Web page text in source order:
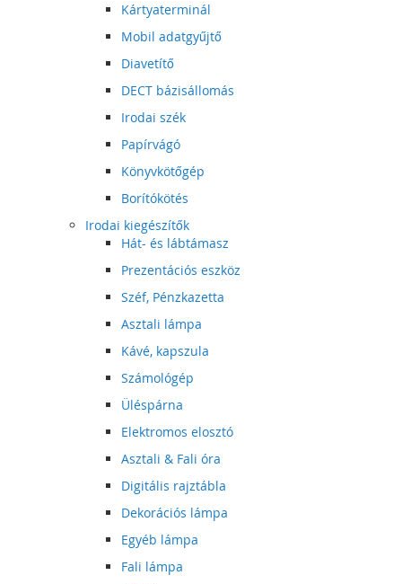
Kártyaterminál
Mobil adatgyűjtő
Diavetítő
DECT bázisállomás
Irodai szék
Papírvágó
Könyvkötőgép
Borítókötés
Irodai kiegészítők
Hát- és lábtámasz
Prezentációs eszköz
Széf, Pénzkazetta
Asztali lámpa
Kávé, kapszula
Számológép
Üléspárna
Elektromos elosztó
Asztali & Fali óra
Digitális rajztábla
Dekorációs lámpa
Egyéb lámpa
Fali lámpa